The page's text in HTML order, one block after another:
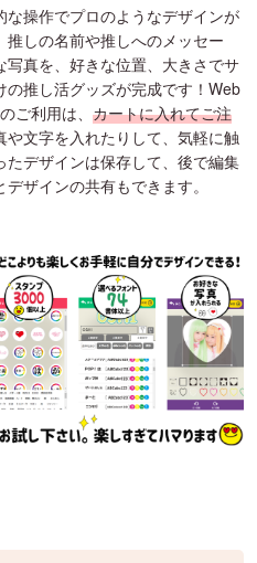
操作でプロのようなデザインが
しの名前や推しへのメッセー
真を、好きな位置、大きさでサ
推し活グッズが完成です！Web
ご利用は、 カートに入れてご注
や文字を入れたりして、気軽に触
デザインは保存して、後で編集
ザインの共有もできます。